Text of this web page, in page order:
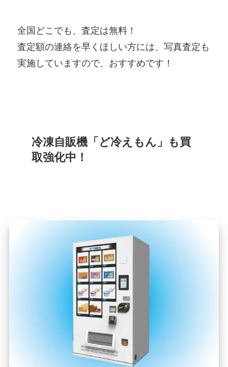
全国どこでも、査定は無料！
査定額の連絡を早くほしい方には、写真査定も
実施していますので、おすすめです！
冷凍自販機「ど冷えもん」も買
取強化中！